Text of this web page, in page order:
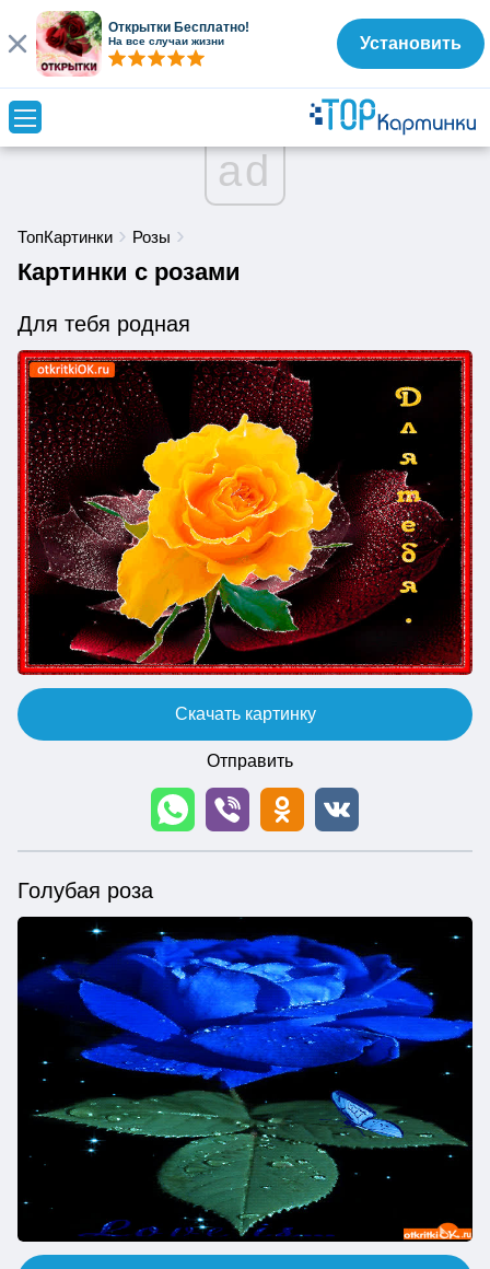
ad
ТопКартинки Розы
Картинки с розами
Для тебя родная
Скачать картинку
Отправить
Голубая роза
Открытки Бесплатно!
На все случаи жизни Установить